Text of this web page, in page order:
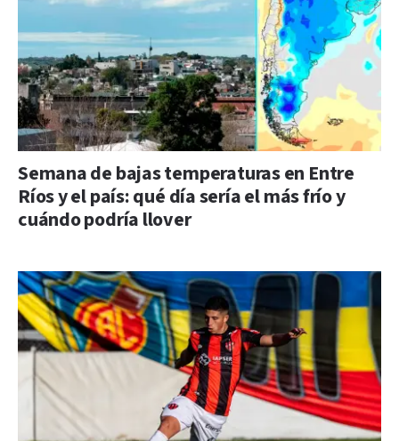
Semana de bajas temperaturas en Entre
Ríos y el país: qué día sería el más frío y
cuándo podría llover